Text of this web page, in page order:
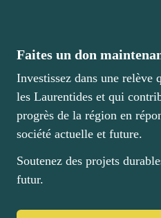
Faire
Cégep de Saint-Jérôme
Témoignages
Faites un don
Investissez dans une relève
les Laurentides et qui
progrès de la région en
société actuelle et future.
Soutenez des projets
futur.